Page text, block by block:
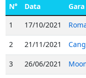
N° Data Gara
1
17/10/2021
2 21/11/2021
3 26/06/2021